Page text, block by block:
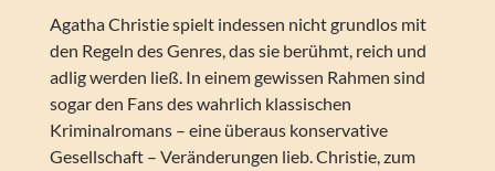
Agatha Christie spielt indessen nicht grundlos mit
den Regeln des Genres, das sie berühmt, reich und
adlig werden ließ. In einem gewissen Rahmen sind
sogar den Fans des wahrlich klassischen
Kriminalromans – eine überaus konservative
Gesellschaft – Veränderungen lieb. Christie, zum